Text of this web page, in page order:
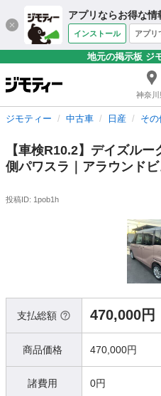
アプリならお得な情
インストール アプリ
地元の掲示板 ジ
神奈川
ジモティー 中古車 日産 その
【車検R10.2】デイズル
側パワスラ｜アラウンド
投稿ID: 1pob1h
支払総額 470,000円
商品価格 470,000円
諸費用 0円